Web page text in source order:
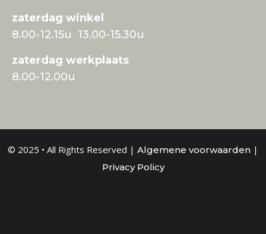
zaterdag winkel
8.00-12.15u 13.00-15.30u
zaterdag werkplaats
8.00-12.00u
© 2025 • All Rights Reserved | Algemene voorwaarden |
Privacy Policy